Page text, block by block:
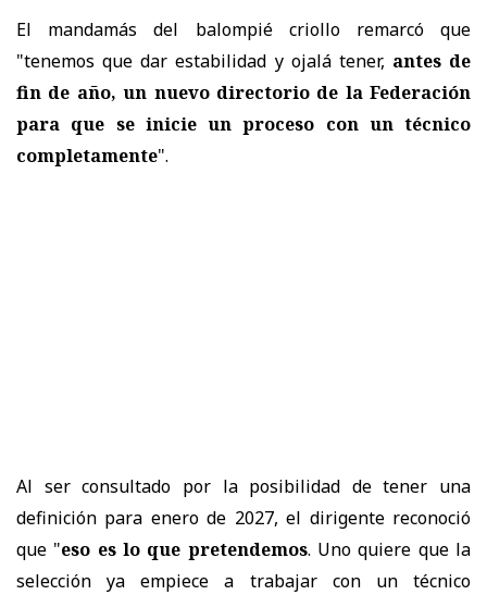
El mandamás del balompié criollo remarcó que
"tenemos que dar estabilidad y ojalá tener, antes de
fin de año, un nuevo directorio de la Federación
para que se inicie un proceso con un técnico
completamente".
Al ser consultado por la posibilidad de tener una
definición para enero de 2027, el dirigente reconoció
que "eso es lo que pretendemos. Uno quiere que la
selección ya empiece a trabajar con un técnico